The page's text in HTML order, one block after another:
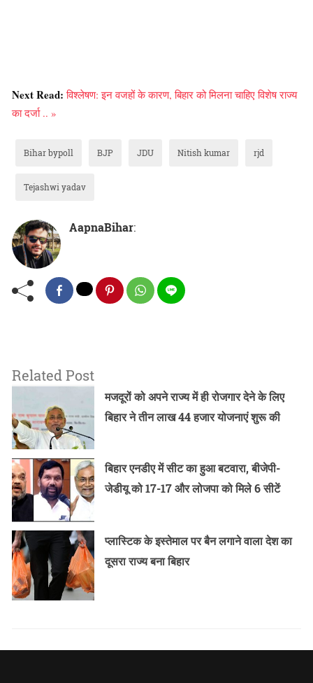
Next Read:विश्लेषण: इन वजहों के कारण, बिहार को मिलना चाहिए विशेष राज्य
का दर्जा .. »
Bihar bypoll BJP JDU Nitish kumar rjd
Tejashwi yadav
AapnaBihar:
Related Post
मजदूरों को अपने राज्य में ही रोजगार देने के लिए
बिहार ने तीन लाख 44 हजार योजनाएं शुरू की
बिहार एनडीए में सीट का हुआ बटवारा, बीजेपी-
जेडीयू को 17-17 और लोजपा को मिले 6 सीटें
प्लास्टिक के इस्तेमाल पर बैन लगाने वाला देश का
दूसरा राज्य बना बिहार